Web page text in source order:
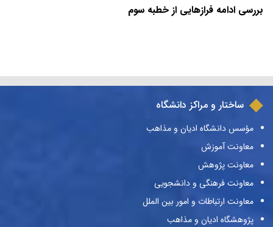
بررسی ادامه فرازهایی از خطبه سوم
ساختار و مراکز دانشگاه
مؤسس دانشگاه ادیان و مذاهب
معاونت آموزش
معاونت پژوهش
معاونت فرهنگی و دانشجویی
معاونت ارتباطات و امور بین الملل
پژوهشگاه ادیان و مذاهب